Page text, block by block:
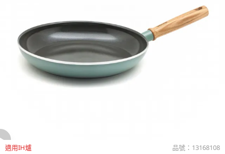
適用IH爐 品號： 13168108